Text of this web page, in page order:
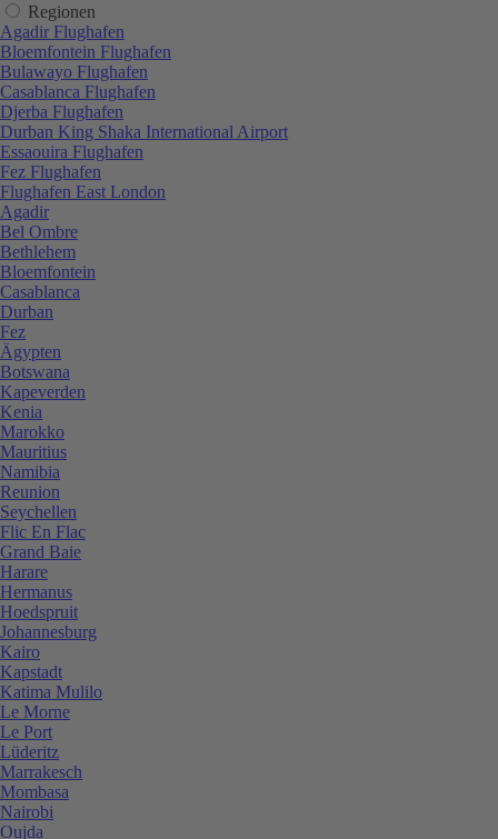
Regionen
Agadir Flughafen
Bloemfontein Flughafen
Bulawayo Flughafen
Casablanca Flughafen
Djerba Flughafen
Durban King Shaka International Airport
Essaouira Flughafen
Fez Flughafen
Flughafen East London
Agadir
Bel Ombre
Bethlehem
Bloemfontein
Casablanca
Durban
Fez
Ägypten
Botswana
Kapeverden
Kenia
Marokko
Mauritius
Namibia
Reunion
Seychellen
Flic En Flac
Grand Baie
Harare
Hermanus
Hoedspruit
Johannesburg
Kairo
Kapstadt
Katima Mulilo
Le Morne
Le Port
Lüderitz
Marrakesch
Mombasa
Nairobi
Oujda